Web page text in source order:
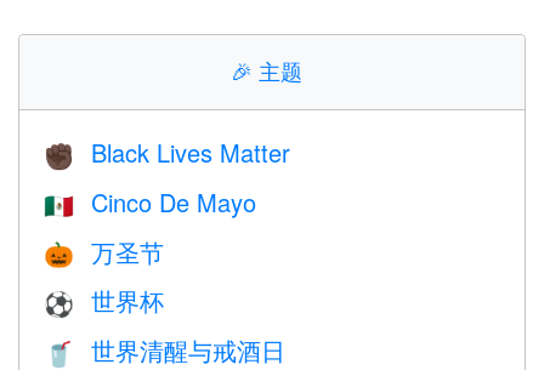
🎉 主题
✊🏿 Black Lives Matter
🇲🇽 Cinco De Mayo
🎃 万圣节
⚽ 世界杯
🥤 世界清醒与戒酒日